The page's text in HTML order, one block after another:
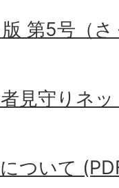
第5号（
見守りネ
ついて